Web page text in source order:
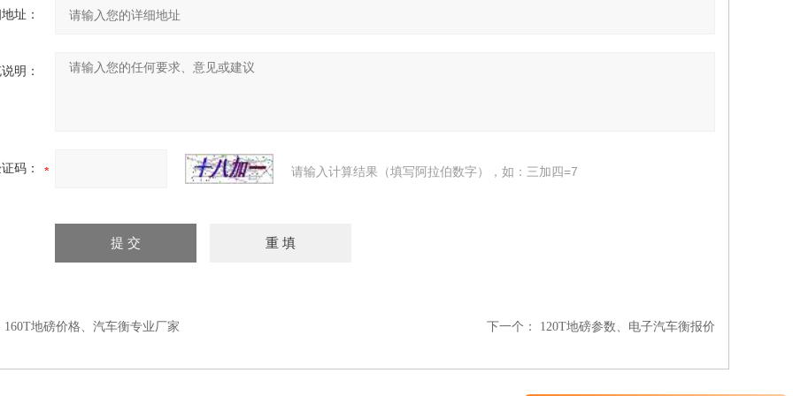
址：
明：
码： 请输入计算结果（填写阿拉伯数字），如：三加四=7
160T地磅价格、汽车衡专业厂家 下一个： 120T地磅参数、电子汽车衡报价